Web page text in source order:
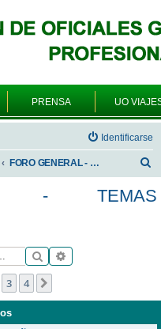
PRENSA UO
Identificarse
FORO GENERAL - TEMAS PROFESIONALES
s
- TEMAS
Buscar
3 4